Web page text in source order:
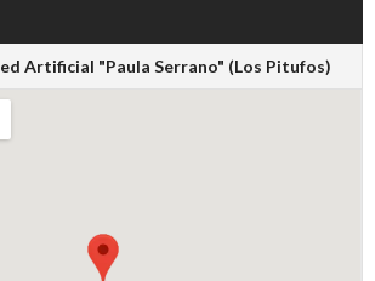
Artificial "Paula Serrano" (Los Pitufos)